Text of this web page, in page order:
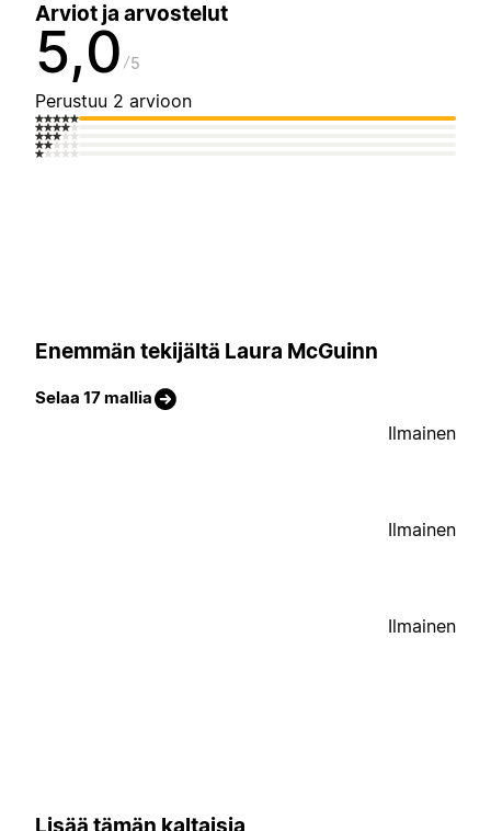
Arviot ja arvostelut
5,0 5
Perustuu 2 arvioon
Enemmän tekijältä Laura McGuinn
Selaa 17 mallia
Ilmainen
Ilmainen
Ilmainen